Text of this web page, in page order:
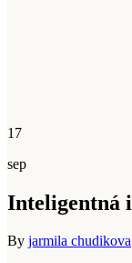
17
sep
Inteligentná
By jarmila chudikova